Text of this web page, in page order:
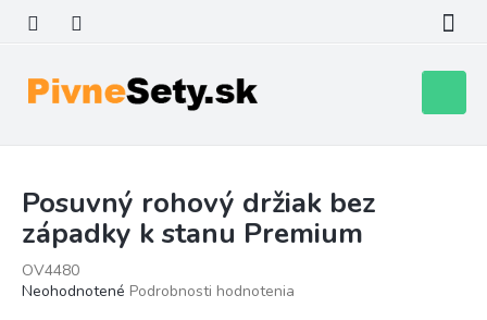
obsah
košík
Posuvný rohový držiak bez
západky k stanu Premium
OV4480
Priemerné
Neohodnotené Podrobnosti hodnotenia